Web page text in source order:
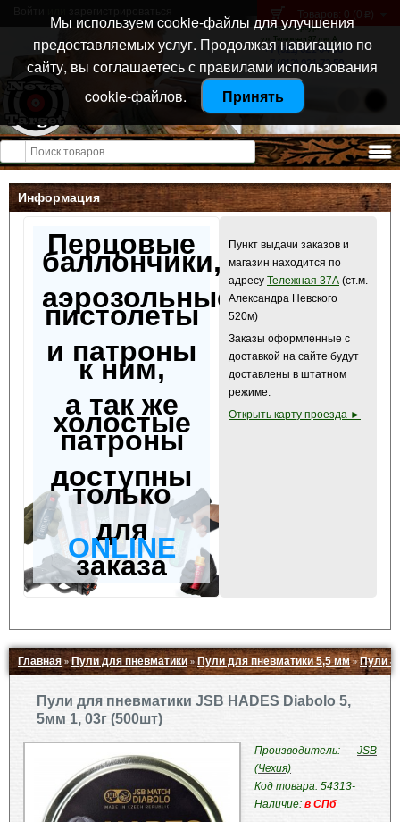
Санкт-Петербург
ул. Тележная 37 лит А
+7 (911) 021-04-08
+7 (812) 921-73-50
Товаров: 0 (0 p )
Открыть меню
Информация
Перцовые
баллончики,
аэрозольные
пистолеты
и патроны
к ним,
а так же
холостые
патроны
доступны
только
для
ONLINE
заказа
Пункт выдачи заказов и
магазин находится по
адресу Тележная 37А (ст.м.
Александра Невского
520м)
Заказы оформленные с
доставкой на сайте будут
доставлены в штатном
режиме.
Открыть карту проезда ►
Главная»Пули для пневматики » Пули для пневматики 5,5 мм»Пули
Пули для пневматики JSB HADES Diabolo 5,
5мм 1, 03г (500шт)
Производитель:
JSB
(Чехия)
Код товара: 54313-
Наличие: в СПб
Мы используем cookie-файлы для улучшения
предоставляемых услуг. Продолжая навигацию по
сайту, вы соглашаетесь с правилами использования
cookie-файлов.
Принять